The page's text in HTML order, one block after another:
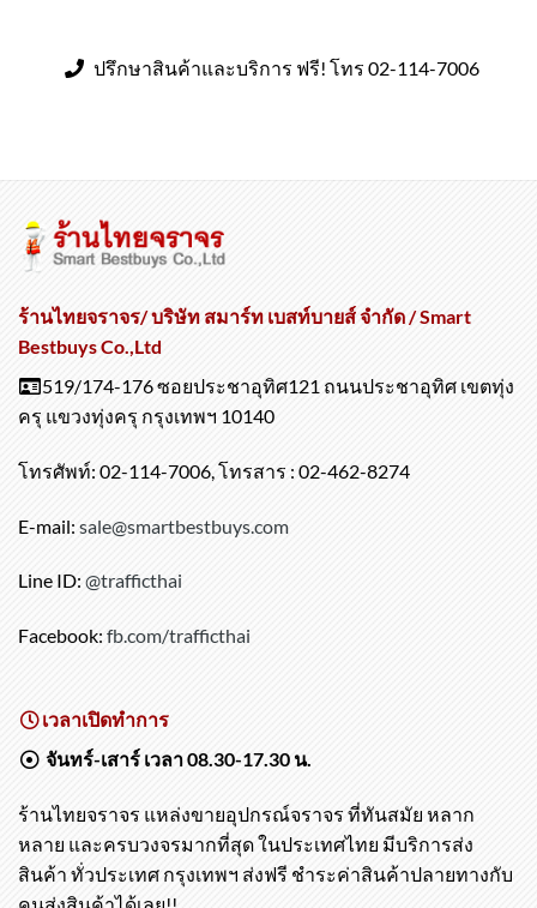
Bestbuys Co.,Ltd
519/174-176 ซอยประชาอุทิศ121 ถนนประชาอุทิศ เขตทุ่ง
ครุ แขวงทุ่งครุ กรุงเทพฯ 10140
โทรศัพท์: 02-114-7006, โทรสาร : 02-462-8274
E-mail:sale@smartbestbuys.com
Line ID:@trafficthai
เวลาเปิดทำการ
จันทร์-เสาร์ เวลา 08.30-17.30 น.
ร้านไทยจราจร แหล่งขายอุปกรณ์จราจร ที่ทันสมัย หลาก
หลาย และครบวงจรมากที่สุด ในประเทศไทย มีบริการส่ง